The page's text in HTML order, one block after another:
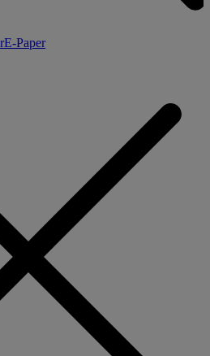
E-Paper